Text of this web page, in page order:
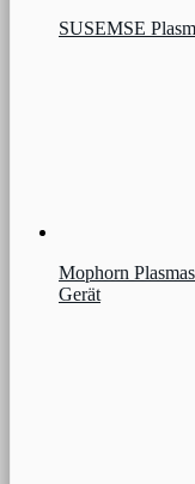
SUSEMSE
Mophorn
Gerät